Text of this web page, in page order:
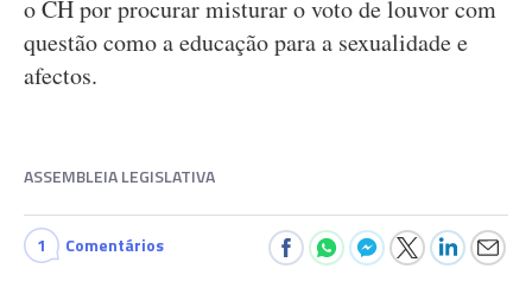
o CH por procurar misturar o voto de louvor com
questão como a educação para a sexualidade e
afectos.
ASSEMBLEIA LEGISLATIVA
1 Comentários